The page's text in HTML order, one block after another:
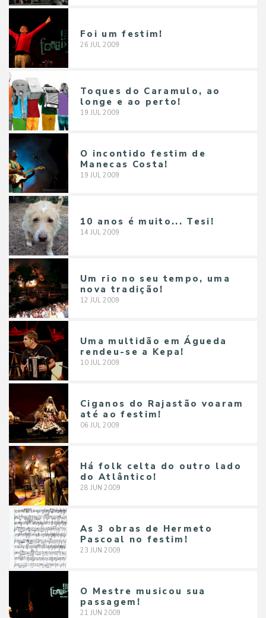
Foi um festim!
26 JUL 2009
Toques do Caramulo, ao
longe e ao perto!
19 JUL 2009
O incontido festim de
Manecas Costa!
19 JUL 2009
10 anos é muito... Tesi!
14 JUL 2009
Um rio no seu tempo, uma
nova tradição!
12 JUL 2009
Uma multidão em Águeda
rendeu-se a Kepa!
10 JUL 2009
Ciganos do Rajastão voaram
até ao festim!
06 JUL 2009
Há folk celta do outro lado
do Atlântico!
28 JUN 2009
As 3 obras de Hermeto
Pascoal no festim!
23 JUN 2009
O Mestre musicou sua
passagem!
21 JUN 2009